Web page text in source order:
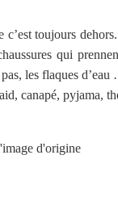
toujours
qui
les flaques
canapé, pyjama,